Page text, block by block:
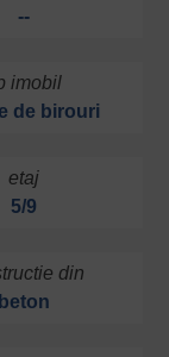
--
imobil
de birouri
etaj
5/9
din
beton